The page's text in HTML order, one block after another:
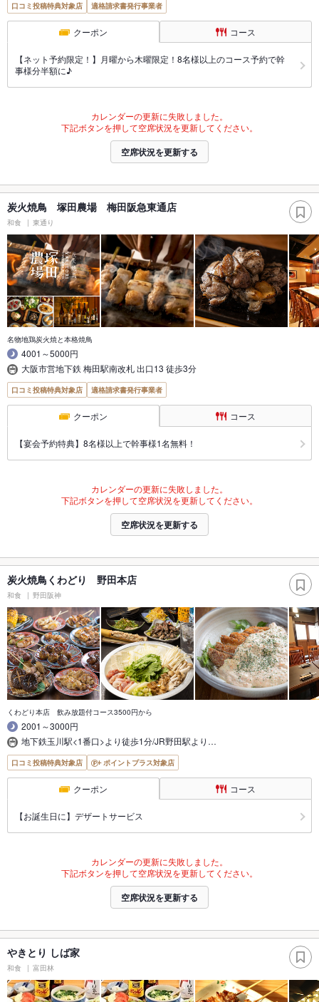
口コミ投稿特典対象店 適格請求書発行事業者
クーポン コース
【ネット予約限定！】月曜から木曜限定！8名様以上のコース予約で幹
事様分半額に♪
カレンダーの更新に失敗しました。
下記ボタンを押して空席状況を更新してください。
空席状況を更新する
炭火焼鳥 塚田農場 梅田阪急東通店
和食 東通り
名物地鶏炭火焼と本格焼鳥
4001～5000円
大阪市営地下鉄 梅田駅南改札 出口13 徒歩3分
口コミ投稿特典対象店 適格請求書発行事業者
クーポン コース
【宴会予約特典】8名様以上で幹事様1名無料！
カレンダーの更新に失敗しました。
下記ボタンを押して空席状況を更新してください。
空席状況を更新する
炭火焼鳥くわどり 野田本店
和食 野田阪神
くわどり本店 飲み放題付コース3500円から
2001～3000円
地下鉄玉川駅<1番口>より徒歩1分/JR野田駅より…
口コミ投稿特典対象店 ポイントプラス対象店
クーポン コース
【お誕生日に】デザートサービス
カレンダーの更新に失敗しました。
下記ボタンを押して空席状況を更新してください。
空席状況を更新する
やきとり しば家
和食 富田林